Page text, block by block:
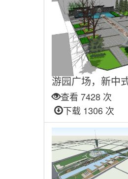
游园广场，新中
查看 7428 次
下载 1306 次